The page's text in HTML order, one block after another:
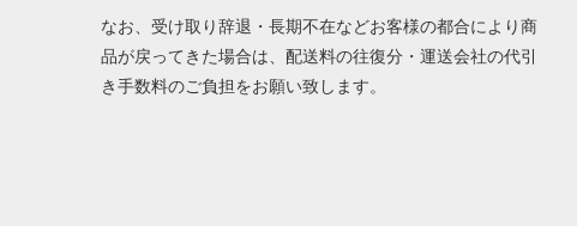
なお、受け取り辞退・長期不在などお客様の都合により商
品が戻ってきた場合は、配送料の往復分・運送会社の代引
き手数料のご負担をお願い致します。